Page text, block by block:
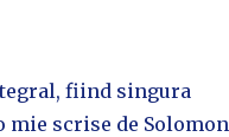
fiind singura
mie scrise de